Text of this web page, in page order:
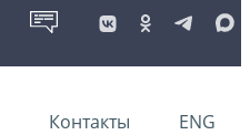
Контакты ENG